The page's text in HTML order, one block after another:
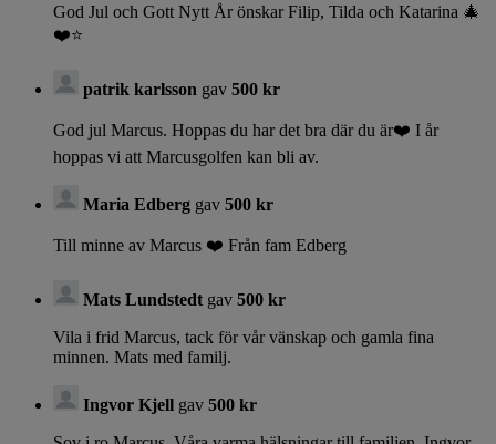
God Jul och Gott Nytt År önskar Filip, Tilda och Katarina 🎄
❤️⭐️
patrik karlsson gav 500 kr
God jul Marcus. Hoppas du har det bra där du är❤️ I år
hoppas vi att Marcusgolfen kan bli av.
Maria Edberg gav 500 kr
Till minne av Marcus ❤️ Från fam Edberg
Mats Lundstedt gav 500 kr
Vila i frid Marcus, tack för vår vänskap och gamla fina
minnen. Mats med familj.
Ingvor Kjell gav 500 kr